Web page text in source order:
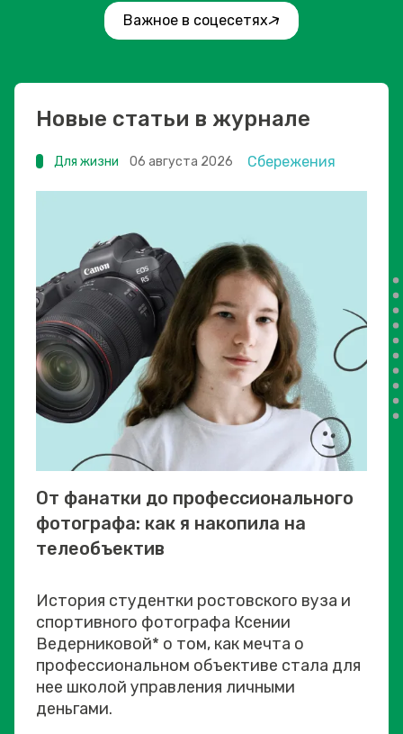
Важное в соцесетях
Новые статьи в журнале
Для жизни 06 августа 2026 Сбережения
От фанатки до профессионального
фотографа: как я накопила на
телеобъектив
История студентки ростовского вуза и
спортивного фотографа Ксении
Ведерниковой* о том, как мечта о
профессиональном объективе стала для
нее школой управления личными
деньгами.